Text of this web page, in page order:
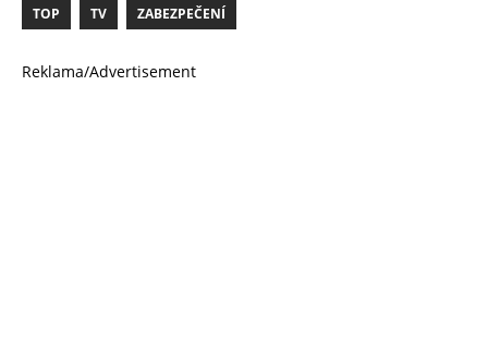
TOP TV ZABEZPEČENÍ
Reklama/Advertisement